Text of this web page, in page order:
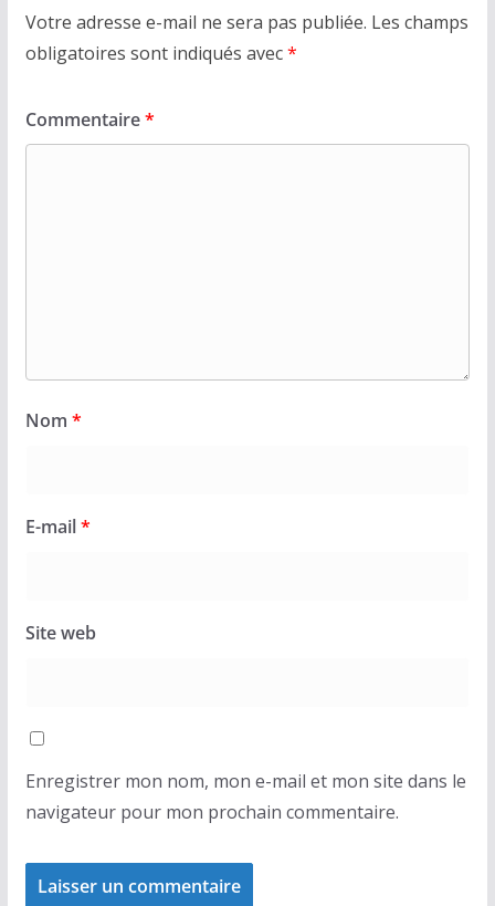
Votre adresse e-mail ne sera pas publiée. Les champs
obligatoires sont indiqués avec*
Commentaire*
Nom *
E-mail*
Site web
Enregistrer mon nom, mon e-mail et mon site dans le
navigateur pour mon prochain commentaire.